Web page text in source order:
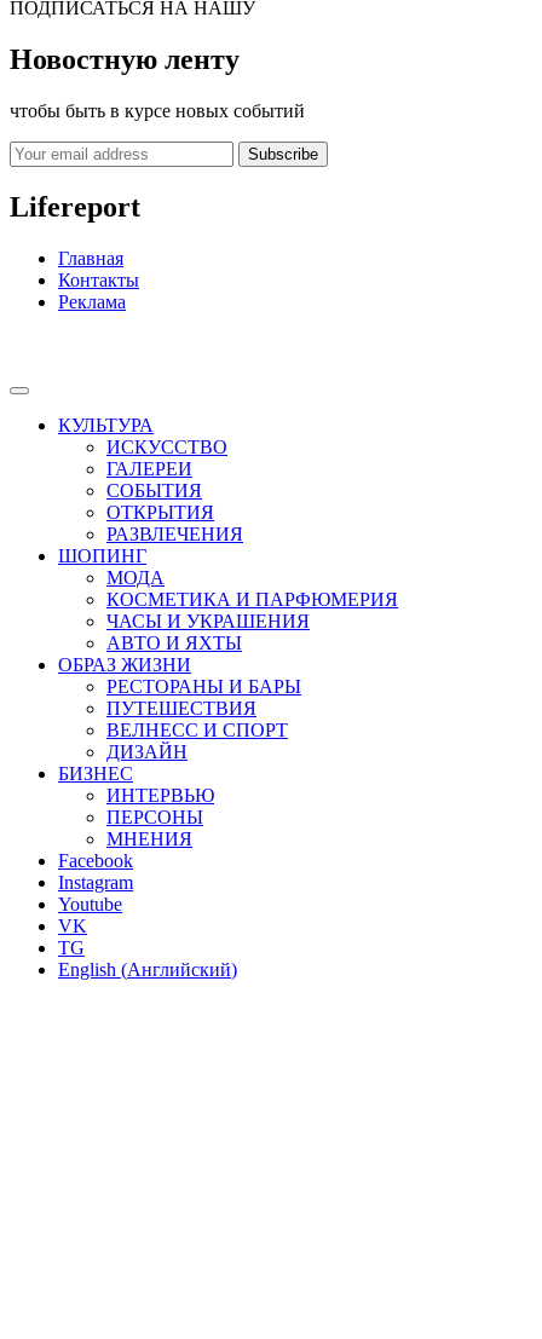
ПОДПИСАТЬСЯ НА НАШУ
Новостную ленту
чтобы быть в курсе новых событий
Subscribe
Lifereport
Главная
Контакты
Реклама
КУЛЬТУРА
ИСКУССТВО
ГАЛЕРЕИ
СОБЫТИЯ
ОТКРЫТИЯ
РАЗВЛЕЧЕНИЯ
ШОПИНГ
МОДА
КОСМЕТИКА И ПАРФЮМЕРИЯ
ЧАСЫ И УКРАШЕНИЯ
АВТО И ЯХТЫ
ОБРАЗ ЖИЗНИ
РЕСТОРАНЫ И БАРЫ
ПУТЕШЕСТВИЯ
ВЕЛНЕСС И СПОРТ
ДИЗАЙН
БИЗНЕС
ИНТЕРВЬЮ
ПЕРСОНЫ
МНЕНИЯ
Facebook
Instagram
Youtube
VK
TG
English (Английский)